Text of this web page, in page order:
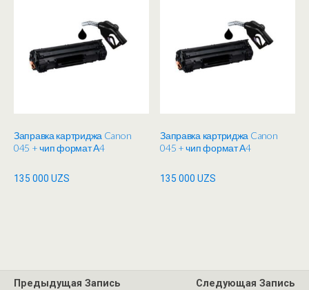
Заправка картриджа Canon
045 + чип формат А4
135 000 UZS
Заправка картриджа Canon
045 + чип формат А4
135 000UZS
Предыдущая Запись
Следующая Запись